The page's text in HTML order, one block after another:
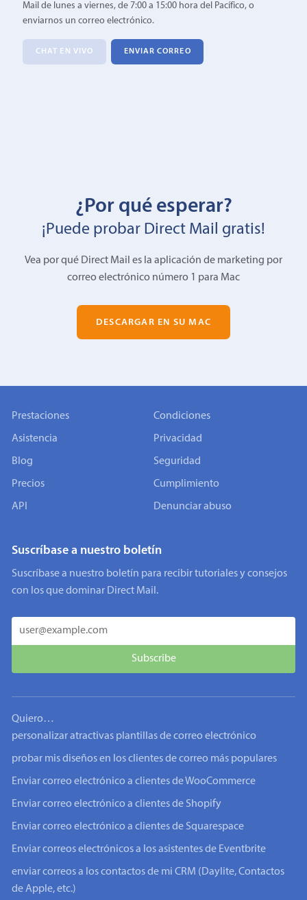
Mail de lunes a viernes, de 7:00 a 15:00 hora del Pacífico, o
enviarnos un correo electrónico.
CHAT EN VIVO ENVIAR CORREO
¿Por qué esperar?
¡Puede probar Direct Mail gratis!
Vea por qué Direct Mail es la aplicación de marketing por
correo electrónico número 1 para Mac
DESCARGAR EN SU MAC
Prestaciones
Asistencia
Blog
Precios
API
Condiciones
Privacidad
Seguridad
Cumplimiento
Denunciar abuso
Suscríbase a nuestro boletín
Suscríbase a nuestro boletín para recibir tutoriales y consejos
con los que dominar Direct Mail.
Quiero…
personalizar atractivas plantillas de correo electrónico
probar mis diseños en los clientes de correo más populares
Enviar correo electrónico a clientes de WooCommerce
Enviar correo electrónico a clientes de Shopify
Enviar correo electrónico a clientes de Squarespace
Enviar correos electrónicos a los asistentes de Eventbrite
enviar correos a los contactos de mi CRM (Daylite, Contactos
de Apple, etc.)